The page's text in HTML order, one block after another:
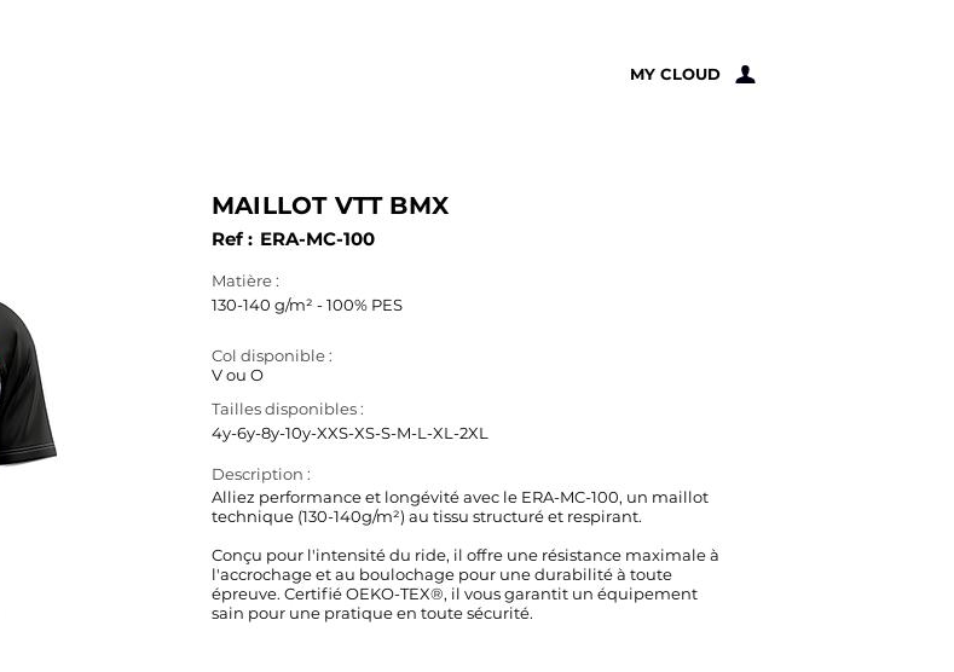
MY CLOUD
MAILLOT VTT BMX
Ref : ERA-MC-100
Matière :
130-140 g/m² - 100% PES
Col disponible :
V ou O
Tailles disponibles :
4y-6y-8y-10y-XXS-XS-S-M-L-XL-2XL
Description :
Alliez performance et longévité avec le ERA-MC-100, un maillot
technique (130-140g/m²) au tissu structuré et respirant.
Conçu pour l'intensité du ride, il offre une résistance maximale à
l'accrochage et au boulochage pour une durabilité à toute
épreuve. Certifié OEKO-TEX®, il vous garantit un équipement
sain pour une pratique en toute sécurité.